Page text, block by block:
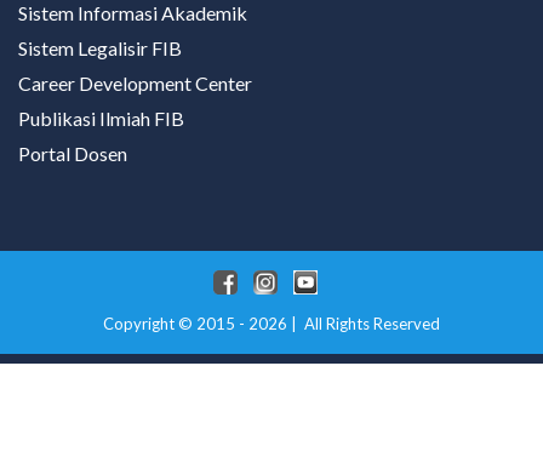
Sistem Informasi Akademik
Sistem Legalisir FIB
Career Development Center
Publikasi Ilmiah FIB
Portal Dosen
Copyright © 2015 - 2026 | All Rights Reserved